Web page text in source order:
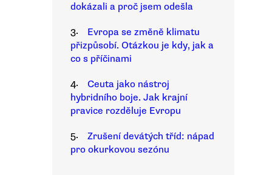
dokázali a proč jsem odešla
3.
Evropa se změně klimatu
přizpůsobí. Otázkou je kdy, jak a
co s příčinami
4.
Ceuta jako nástroj
hybridního boje. Jak krajní
pravice rozděluje Evropu
5.
Zrušení devátých tříd: nápad
pro okurkovou sezónu